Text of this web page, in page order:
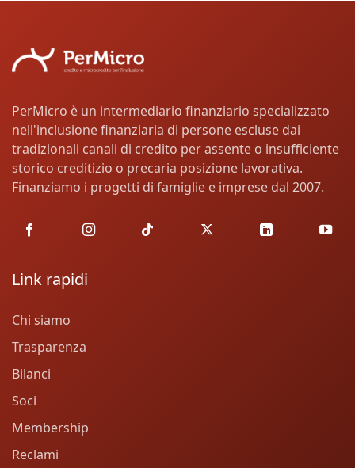
PerMicro è un intermediario finanziario specializzato
nell'inclusione finanziaria di persone escluse dai
tradizionali canali di credito per assente o insufficiente
storico creditizio o precaria posizione lavorativa.
Finanziamo i progetti di famiglie e imprese dal 2007.
Link rapidi
Chi siamo
Trasparenza
Bilanci
Soci
Membership
Reclami